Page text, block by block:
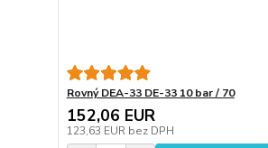
Rovný DEA-33 DE-33 10 bar / 70
152,06 EUR
123,63 EUR bez DPH